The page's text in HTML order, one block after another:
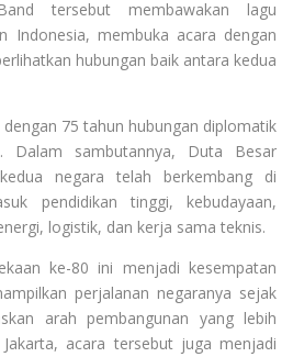
tersebut membawakan lagu
Indonesia, membuka acara dengan
hubungan baik antara kedua
75 tahun hubungan diplomatik
Dalam sambutannya, Duta Besar
negara telah berkembang di
pendidikan tinggi, kebudayaan,
logistik, dan kerja sama teknis.
ke-80 ini menjadi kesempatan
perjalanan negaranya sejak
arah pembangunan yang lebih
acara tersebut juga menjadi